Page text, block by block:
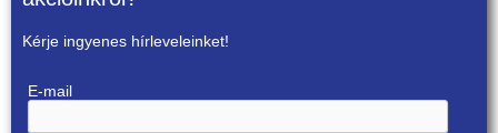
Kérje ingyenes hírleveleinket!
E-mail